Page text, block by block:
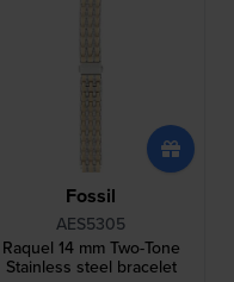
Fossil
AES5305
Raquel 14 mm Two-Tone
Stainless steel bracelet